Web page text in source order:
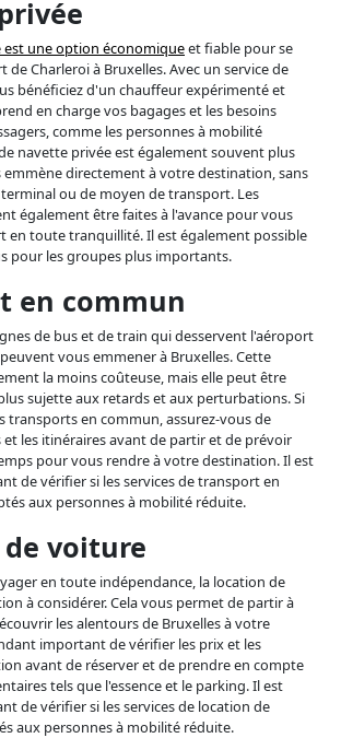
est une option économiqueet fiable pour se
de Charleroi à Bruxelles. Avec un service de
bénéficiez d'un chauffeur expérimenté et
en charge vos bagages et les besoins
comme les personnes à mobilité
navette privée est également souvent plus
emmène directement à votre destination, sans
ou de moyen de transport. Les
également être faites à l'avance pour vous
en toute tranquillité. Il est également possible
pour les groupes plus importants.
en commun
de bus et de train qui desservent l'aéroport
vous emmener à Bruxelles. Cette
la moins coûteuse, mais elle peut être
sujette aux retards et aux perturbations. Si
transports en commun, assurez-vous de
les itinéraires avant de partir et de prévoir
pour vous rendre à votre destination. Il est
de vérifier si les services de transport en
aux personnes à mobilité réduite.
voiture
en toute indépendance, la location de
à considérer. Cela vous permet de partir à
les alentours de Bruxelles à votre
important de vérifier les prix et les
avant de réserver et de prendre en compte
tels que l'essence et le parking. Il est
de vérifier si les services de location de
aux personnes à mobilité réduite.